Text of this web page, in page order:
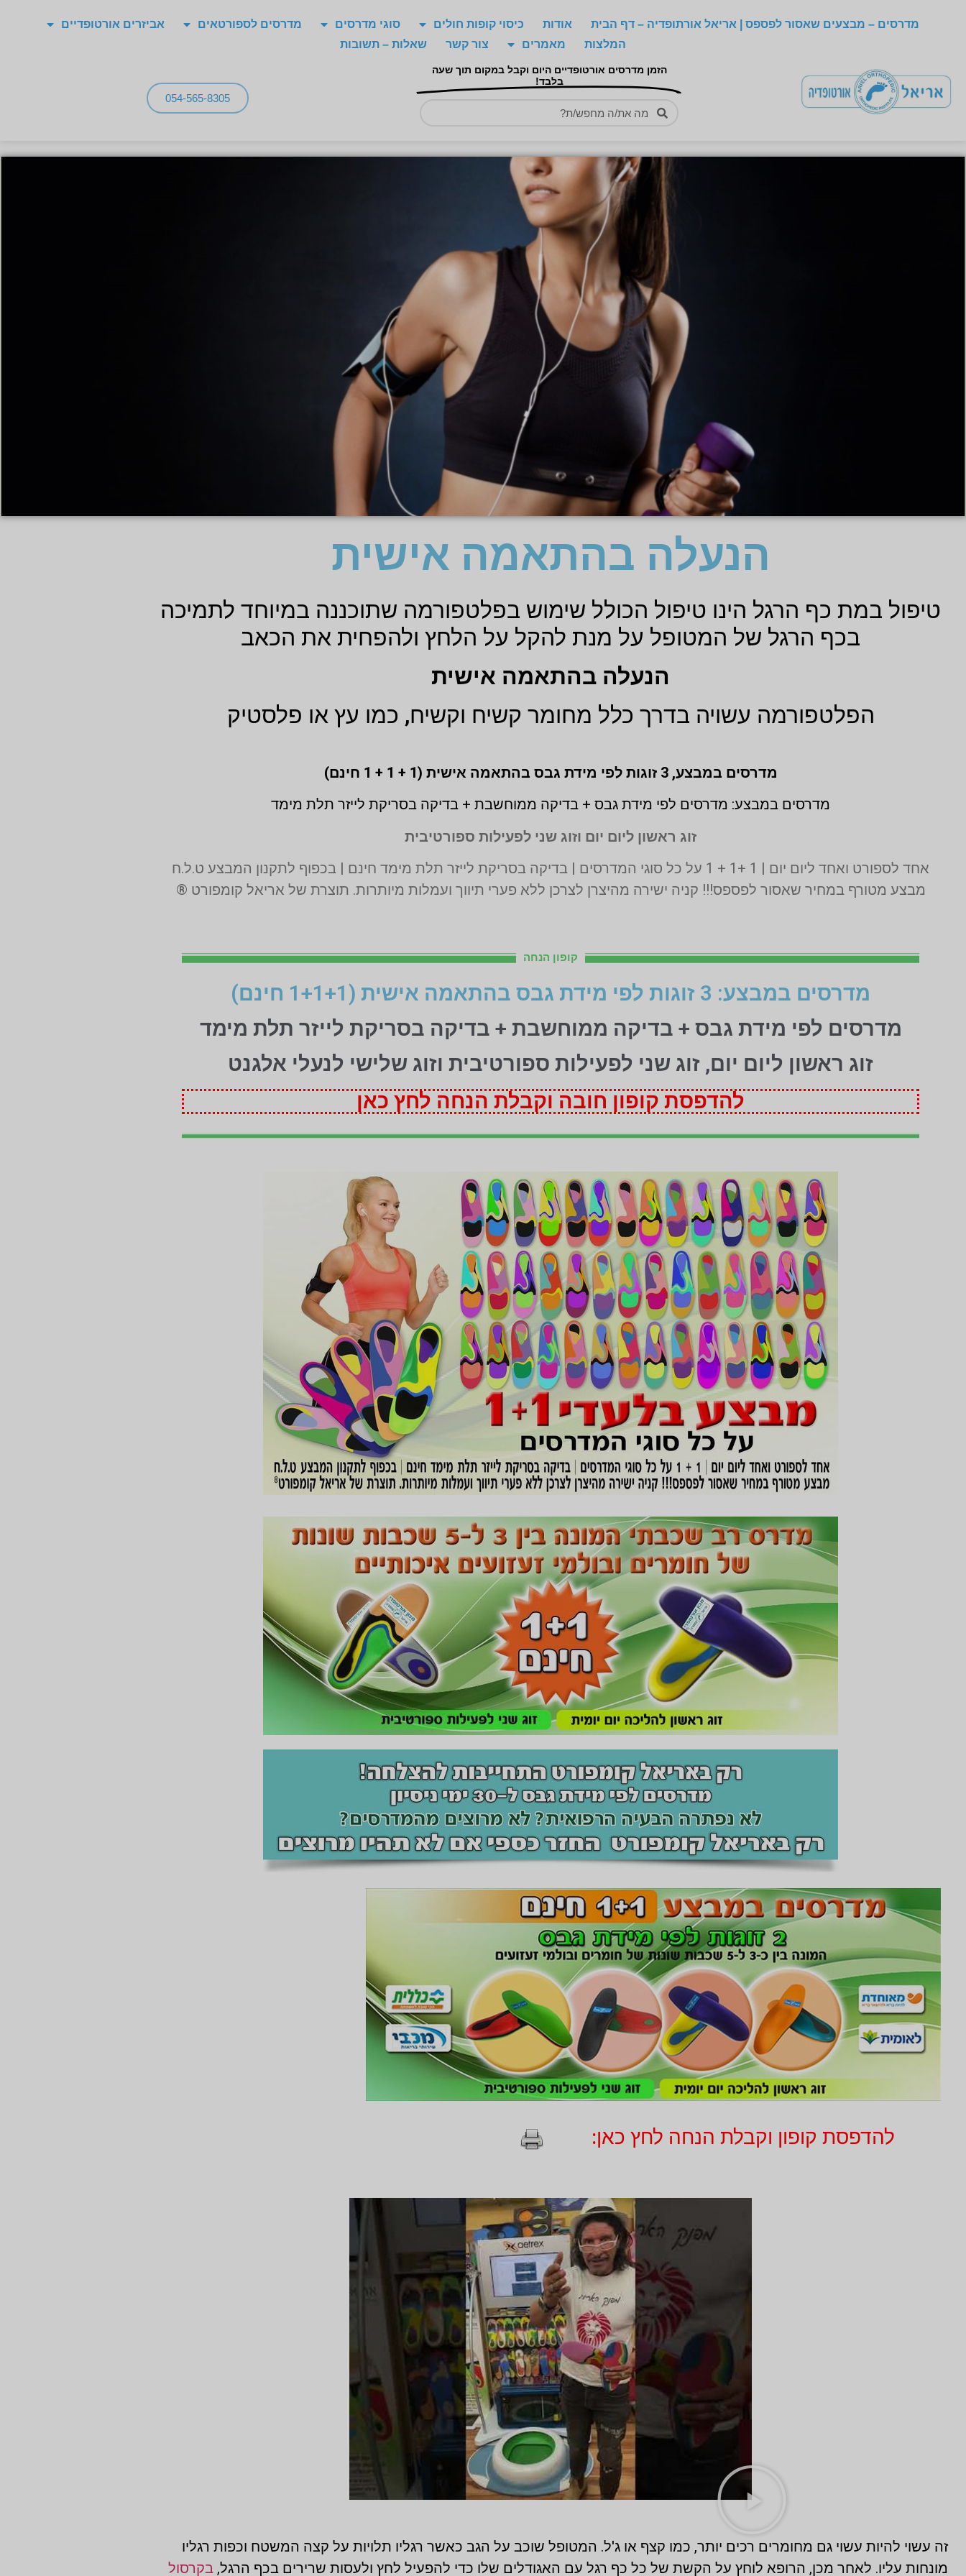
מדרסים – מבצעים שאסור לפספס | אריאל אורתופדיה – דף הבית אודות כיסוי קופות חולים סוגי מדרסים מדרסים לספורטאים
אביזרים אורטופדיים
המלצות
מאמרים צור קשר שאלות – תשובות
הזמן מדרסים אורטופדיים היום וקבל במקום תוך שעה
בלבד!
054-565-8305
הנעלה בהתאמה אישית
טיפול במת כף הרגל הינו טיפול הכולל שימוש בפלטפורמה שתוכננה במיוחד לתמיכה
בכף הרגל של המטופל על מנת להקל על הלחץ ולהפחית את הכאב
הנעלה בהתאמה אישית
הפלטפורמה עשויה בדרך כלל מחומר קשיח וקשיח, כמו עץ או פלסטיק
מדרסים במבצע,3 זוגות לפי מידת גבס בהתאמה אישית (1 + 1 + 1 חינם)
מדרסים במבצע: מדרסים לפי מידת גבס + בדיקה ממוחשבת + בדיקה בסריקת לייזר תלת מימד
זוג ראשון ליום יום וזוג שני לפעילות ספורטיבית
אחד לספורט ואחד ליום יום | 1 +1 + 1 על כל סוגי המדרסים | בדיקה בסריקת לייזר תלת מימד חינם | בכפוף לתקנון המבצע ט.ל.ח
מבצע מטורף במחיר שאסור לפספס!!! קניה ישירה מהיצרן לצרכן ללא פערי תיווך ועמלות מיותרות. תוצרת של אריאל קומפורט ®
קופון הנחה
מדרסים במבצע: 3 זוגות לפי מידת גבס בהתאמה אישית (1+1+1 חינם)
מדרסים לפי מידת גבס + בדיקה ממוחשבת + בדיקה בסריקת לייזר תלת מימד
זוג ראשון ליום יום, זוג שני לפעילות ספורטיבית וזוג שלישי לנעלי אלגנט
להדפסת קופון חובה וקבלת הנחה לחץ כאן
להדפסת קופון וקבלת הנחה לחץ כאן:
זה עשוי להיות עשוי גם מחומרים רכים יותר, כמו קצף או ג'ל. המטופל שוכב על הגב כאשר רגליו תלויות על קצה המשטח וכפות רגליו
מונחות עליו. לאחר מכן, הרופא לוחץ על הקשת של כל כף רגל עם האגודלים שלו כדי להפעיל לחץ ולעסות שרירים בכף הרגל, בקרסול